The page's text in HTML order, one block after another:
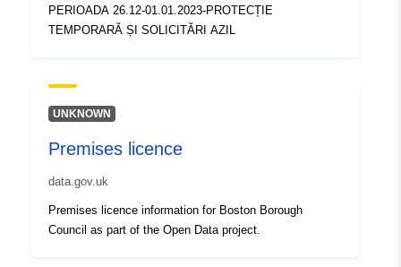
PERIOADA 26.12-01.01.2023-PROTECȚIE
TEMPORARĂ ȘI SOLICITĂRI AZIL
UNKNOWN
Premises licence
data.gov.uk
Premises licence information for Boston Borough
Council as part of the Open Data project.